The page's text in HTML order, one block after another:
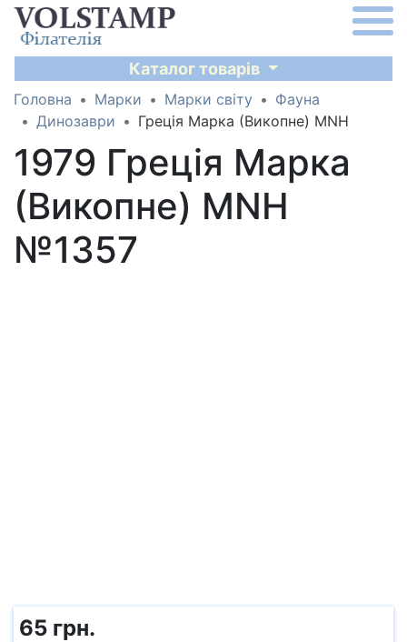
Каталог товарів
Головна Марки Марки світу
Фауна
Динозаври
Греція Марка (Викопне) MNH
1979 Греція Марка
(Викопне) MNH
№1357
65 грн.